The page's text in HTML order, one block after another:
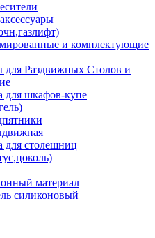
и комплектующие
Раздвижных Столов и
для шкафов-купе
для столешниц
материал
силиконовый